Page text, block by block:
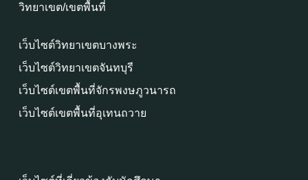
วิทยาเขต/เขตพื้นที่
เว็บไซต์วิทยาเขตบางพระ
เว็บไซต์วิทยาเขตจันทบุรี
เว็บไซต์เขตพื้นที่จักรพงษภูวนารถ
เว็บไซต์เขตพื้นที่อุเทนถวาย